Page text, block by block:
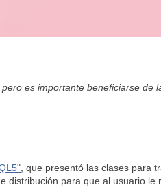
es importante beneficiarse de
, que presentó las clases para
distribución para que al usuario le